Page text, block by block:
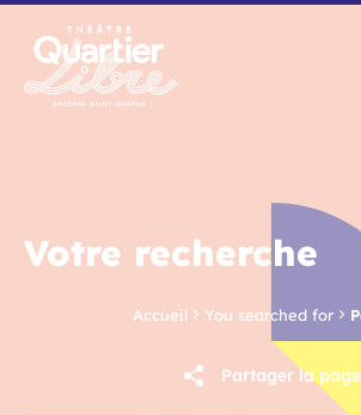
Votre recherche
Accueil You searched for
Partager la page
Panneau de gestion des cookies